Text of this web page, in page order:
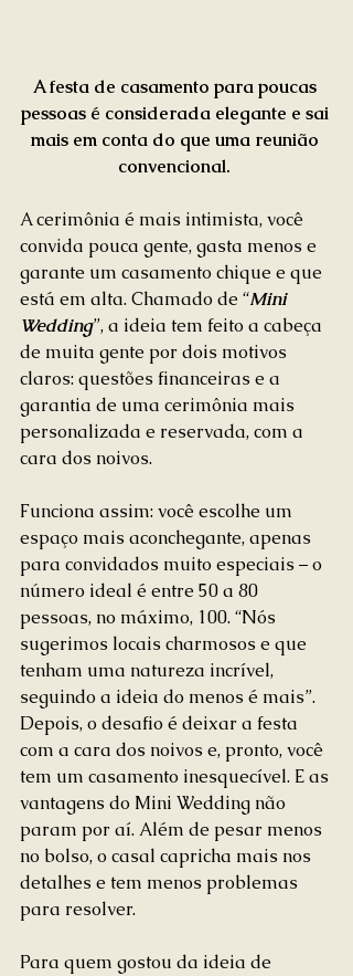
A festa de casamento para poucas
pessoas é considerada elegante e sai
mais em conta do que uma reunião
convencional.
A cerimônia é mais intimista, você
convida pouca gente, gasta menos e
garante um casamento chique e que
está em alta. Chamado de “Mini
Wedding”, a ideia tem feito a cabeça
de muita gente por dois motivos
claros: questões financeiras e a
garantia de uma cerimônia mais
personalizada e reservada, com a
cara dos noivos.
Funciona assim: você escolhe um
espaço mais aconchegante, apenas
para convidados muito especiais – o
número ideal é entre 50 a 80
pessoas, no máximo, 100. “Nós
sugerimos locais charmosos e que
tenham uma natureza incrível,
seguindo a ideia do menos é mais”.
Depois, o desafio é deixar a festa
com a cara dos noivos e, pronto, você
tem um casamento inesquecível. E as
vantagens do Mini Wedding não
param por aí. Além de pesar menos
no bolso, o casal capricha mais nos
detalhes e tem menos problemas
para resolver.
Para quem gostou da ideia de